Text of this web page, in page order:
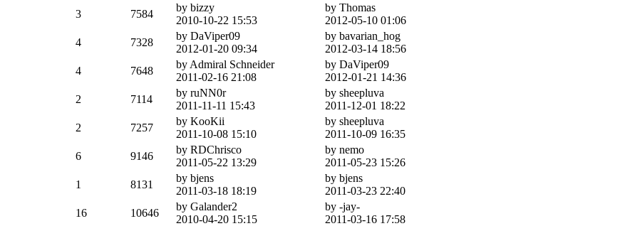
3 7584
by bizzy
2010-10-22 15:53
by Thomas
2012-05-10 01:06
4 7328
by DaViper09
2012-01-20 09:34
by bavarian_hog
2012-03-14 18:56
4 7648
by Admiral Schneider
2011-02-16 21:08
by DaViper09
2012-01-21 14:36
2 7114
by ruNN0r
2011-11-11 15:43
by sheepluva
2011-12-01 18:22
2 7257
by KooKii
2011-10-08 15:10
by sheepluva
2011-10-09 16:35
6 9146
by RDChrisco
2011-05-22 13:29
by nemo
2011-05-23 15:26
1 8131
by bjens
2011-03-18 18:19
by bjens
2011-03-23 22:40
16 10646
by Galander2
2010-04-20 15:15
by -jay-
2011-03-16 17:58